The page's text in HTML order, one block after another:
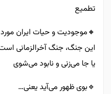
تطمیع
🔸️موجودیت و حیات ایران
این جنگ، جنگ آخرالزمانی
یا جا می‌زنی و نابود می‌شوی
🔹️بوی ظهور می‌آید یعنی…